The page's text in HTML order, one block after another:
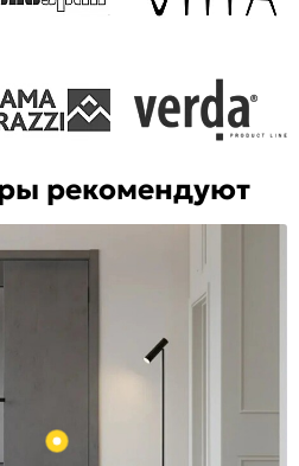
рекомендуют